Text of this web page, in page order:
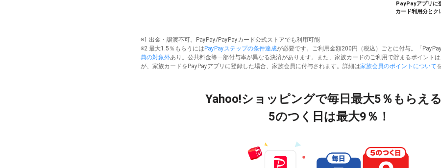
PayPayアプリに
カード利用分とク
※1 出金・譲渡不可。PayPay/PayPayカード公式ストアでも利用可能
※2 最大1.5％もらうには PayPayステップの条件達成が必要です。ご利用金額200円（税込）ごとに付与。「
典の対象外あり。公共料金等一部付与率が異なる決済があります。また、家族カードのご利用で貯まるポイント
が、家族カードをPayPayアプリに登録した場合、家族会員に付与されます。詳細は家族会員のポイントについて
Yahoo!ショッピングで毎日最大5％ もらえる
5のつく日は最大9％ ！